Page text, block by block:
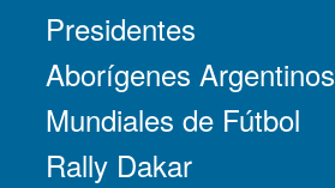
Presidentes
Aborígenes Argentinos
Mundiales de Fútbol
Rally Dakar